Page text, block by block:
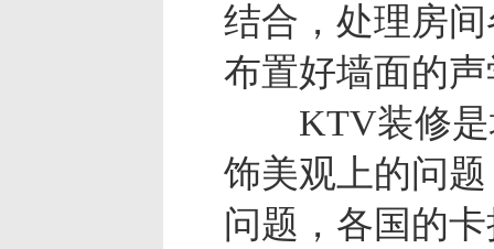
结合，处理房
布置好墙面的
KTV装修是地
饰美观上的问
问题，各国的